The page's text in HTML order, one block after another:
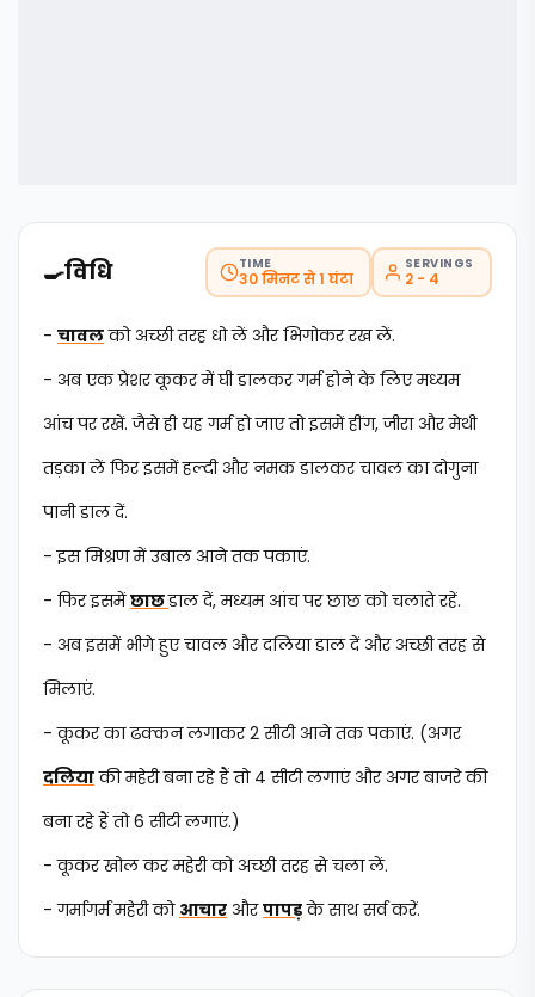
🍳विधि TIME
30 मिनट से 1 घंटा
SERVINGS
2 - 4
- चावलको अच्छी तरह धो लें और भिगोकर रख लें.
- अब एक प्रेशर कूकर में घी डालकर गर्म होने के लिए मध्यम
आंच पर रखें. जैसे ही यह गर्म हो जाए तो इसमें हींग, जीरा और मेथी
तड़का लें फिर इसमें हल्दी और नमक डालकर चावल का दोगुना
पानी डाल दें.
- इस मिश्रण में उबाल आने तक पकाएं.
- फिर इसमेंछाछडाल दें, मध्यम आंच पर छाछ को चलाते रहें.
- अब इसमें भीगे हुए चावल और दलिया डाल दें और अच्छी तरह से
मिलाएं.
- कूकर का ढक्कन लगाकर 2 सीटी आने तक पकाएं. (अगर
दलियाकी महेरी बना रहे हैं तो 4 सीटी लगाएं और अगर बाजरे की
बना रहे हैं तो 6 सीटी लगाएं.)
- कूकर खोल कर महेरी को अच्छी तरह से चला लें.
- गर्मागर्म महेरी को आचार औरपापड़के साथ सर्व करें.